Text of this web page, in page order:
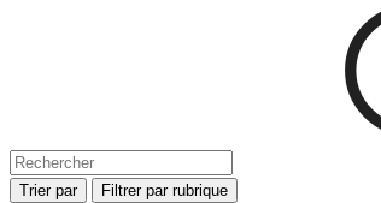
Trier par Filtrer par rubrique